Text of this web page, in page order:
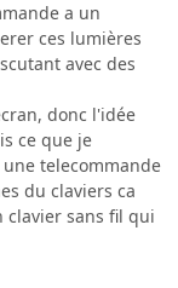
a un
ces lumières
avec des
donc l'idée
ce que je
telecommande
du claviers ca
clavier sans fil qui